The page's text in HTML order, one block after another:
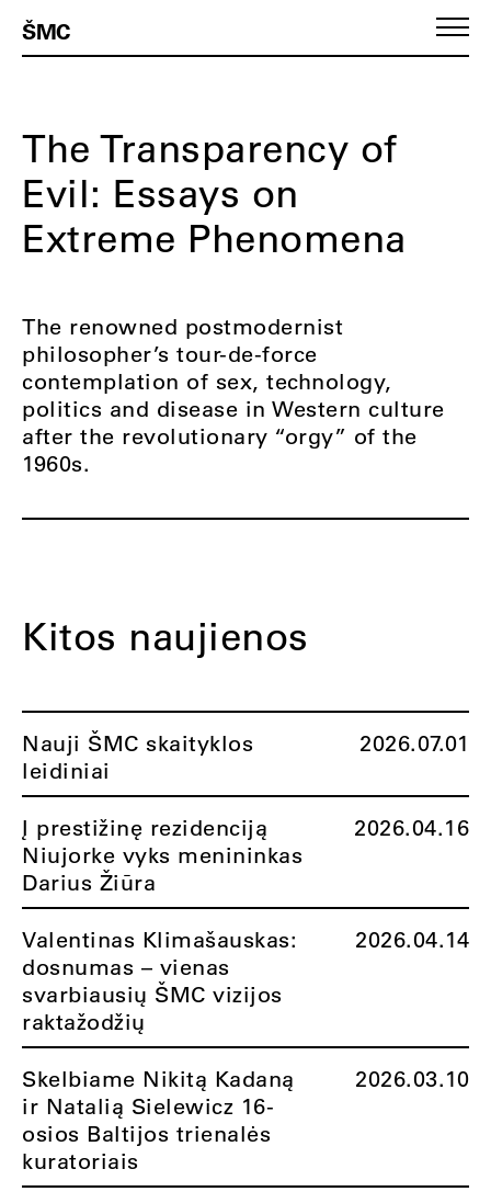
ŠMC
The Transparency of
Evil: Essays on
Extreme Phenomena
The renowned postmodernist
philosopher’s tour-de-force
contemplation of sex, technology,
politics and disease in Western culture
after the revolutionary “orgy” of the
1960s.
Kitos naujienos
Nauji ŠMC skaityklos
leidiniai
2026.07.01
Į prestižinę rezidenciją
Niujorke vyks menininkas
Darius Žiūra
2026.04.16
Valentinas Klimašauskas:
dosnumas – vienas
svarbiausių ŠMC vizijos
raktažodžių
2026.04.14
Skelbiame Nikitą Kadaną
ir Natalią Sielewicz 16-
osios Baltijos trienalės
kuratoriais
2026.03.10